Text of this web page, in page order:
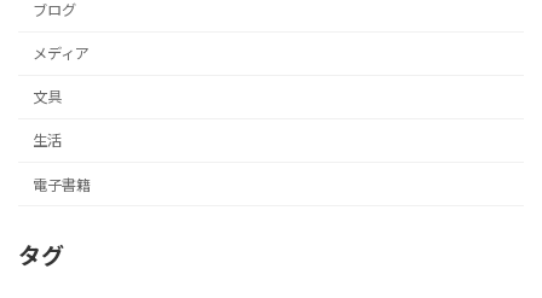
ブログ
メディア
文具
生活
電子書籍
タグ